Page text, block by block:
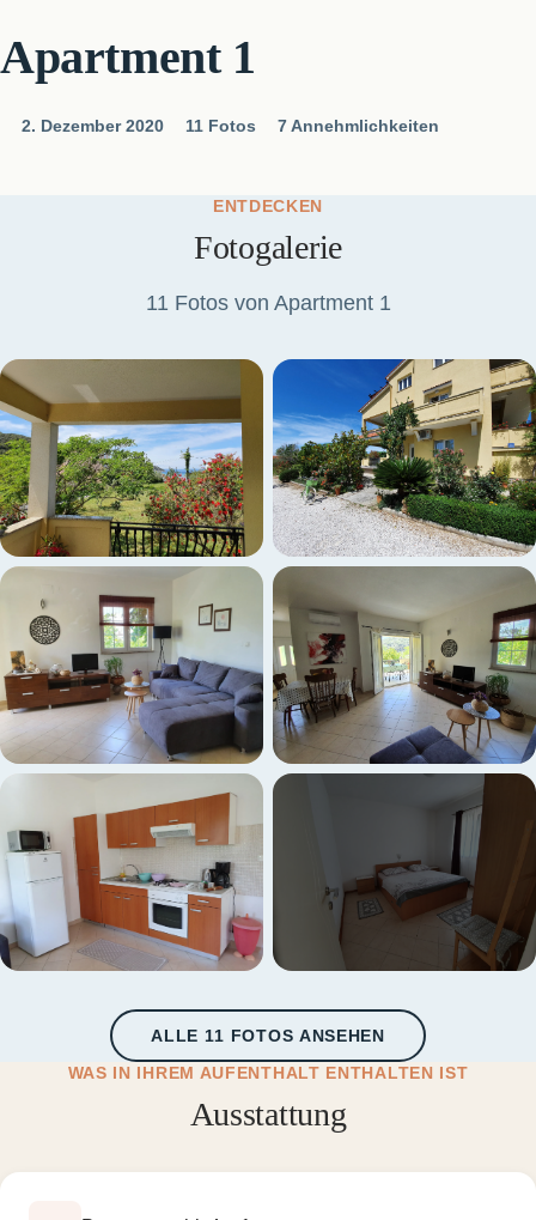
Apartment 1
2. Dezember 2020 11 Fotos 7 Annehmlichkeiten
ENTDECKEN
Fotogalerie
11 Fotos von Apartment 1
ALLE 11 FOTOS ANSEHEN
WAS IN IHREM AUFENTHALT ENTHALTEN IST
Ausstattung